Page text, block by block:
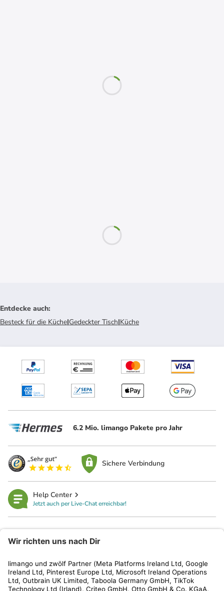
Entdecke auch:
Besteck für die Küche|Gedeckter Tisch|Küche
6.2 Mio. limango Pakete pro Jahr
Sichere Verbindung
Help Center
Jetzt auch per Live-Chat erreichbar!
Kundenservice